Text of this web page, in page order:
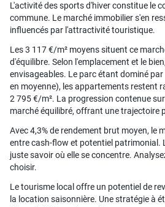
L'activité des sports d'hiver constitue le
commune. Le marché immobilier s'en
influencés par l'attractivité touristique.
Les 3 117 €/m² moyens situent ce
d'équilibre. Selon l'emplacement et le
envisageables. Le parc étant dominé
en moyenne), les appartements restent
2 795 €/m². La progression contenue
marché équilibré, offrant une trajectoire
Avec 4,3% de rendement brut moyen, le
entre cash-flow et potentiel patrimonial.
juste savoir où elle se concentre.
choisir.
Le tourisme local offre un potentiel de
la location saisonnière. Une stratégie à